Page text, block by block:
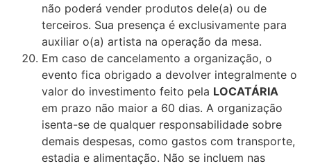
não poderá vender produtos dele(a) ou de
terceiros. Sua presença é exclusivamente para
auxiliar o(a) artista na operação da mesa.
Em caso de cancelamento a organização, o
evento fica obrigado a devolver integralmente o
valor do investimento feito pela LOCATÁRIA
em prazo não maior a 60 dias. A organização
isenta-se de qualquer responsabilidade sobre
demais despesas, como gastos com transporte,
estadia e alimentação. Não se incluem nas